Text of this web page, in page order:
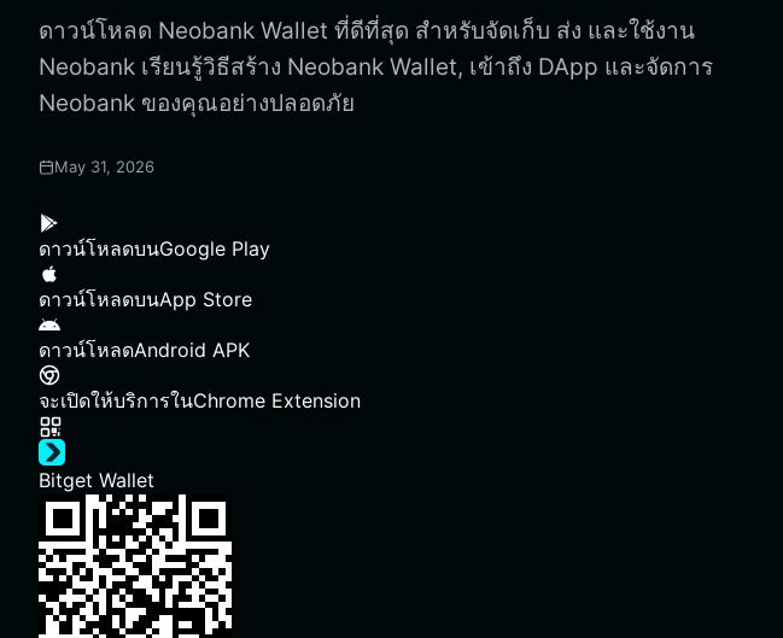
Español (Argentina)
ดาวน์โหลด Neobank Wallet ที่ดีที่สุด สำหรับจัดเก็บ ส่ง และใช้งาน
Neobank เรียนรู้วิธีสร้าง Neobank Wallet, เข้าถึง DApp และจัดการ
Neobank ของคุณอย่างปลอดภัย
May 31, 2026
ดาวน์โหลดบนGoogle Play
ดาวน์โหลดบนApp Store
ดาวน์โหลดAndroid APK
จะเปิดให้บริการในChrome Extension
Bitget Wallet